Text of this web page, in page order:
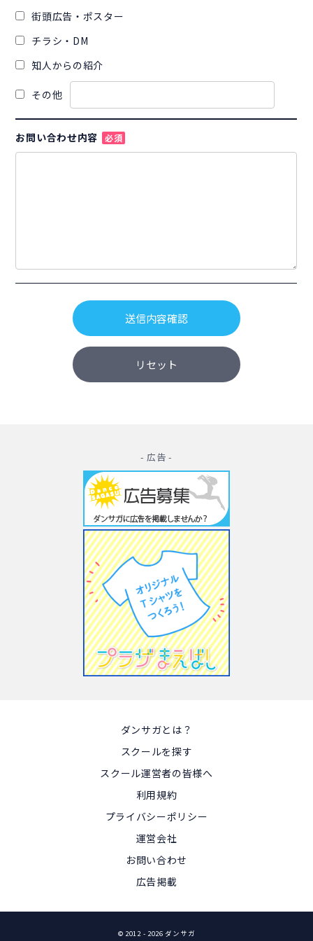
街頭広告・ポスター
チラシ・DM
知人からの紹介
その他
お問い合わせ内容 必須
- 広告 -
ダンサガとは？
スクールを探す
スクール運営者の皆様へ
利用規約
プライバシーポリシー
運営会社
お問い合わせ
広告掲載
© 2012- 2026 ダンサガ